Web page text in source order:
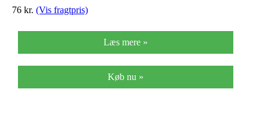
76 kr. (Vis fragtpris)
Læs mere »
Køb nu »